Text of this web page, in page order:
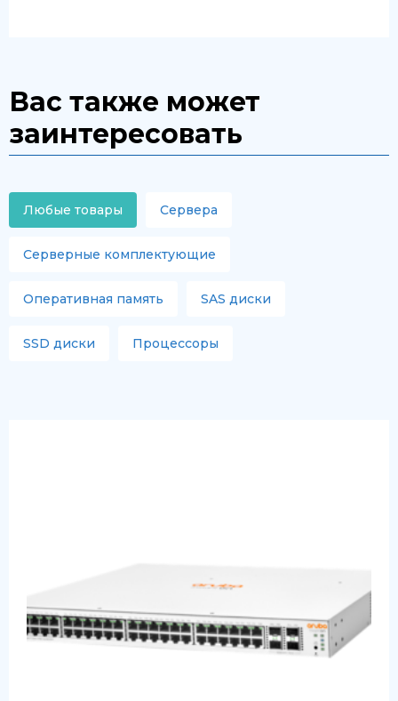
Вас также может
заинтересовать
Любые товары Сервера
Серверные комплектующие
Оперативная память SAS диски
SSD диски Процессоры